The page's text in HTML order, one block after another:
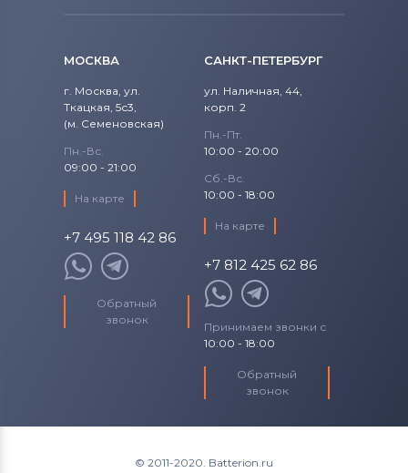
Аккумуляторы для ноутбуков
Machenike
Аккумуляторы для ноутбуковClevo
Аккумуляторы для ноутбуковSony
Аккумуляторы для ноутбуков
Fujitsu-Siemens
Аккумуляторы для ноутбуков
Аккумуляторы для ноутбуков
Аккумуляторы для ноутбуков
Precision 15
Studio
Studio 14
Venue
Vostro
XPS 15
1525
1526
1545
1564
МОСКВА
г. Москва, ул.
Ткацкая, 5с3,
(м. Семеновская)
Пн.-Вс.
09:00 - 21:00
На карте
+7 495 118 42 86
Обратный
звонок
САНКТ-ПЕТЕРБУРГ
ул. Наличная, 44,
корп. 2
Пн.-Пт.
10:00 - 20:00
Сб.-Вс.
10:00 - 18:00
На карте
+7 812 425 62 86
Принимаем звонки с
10:00 - 18:00
Обратный
звонок
© 2011-2020. Batterion.ru